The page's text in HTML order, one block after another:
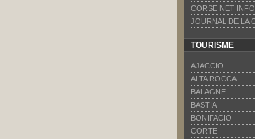
CORSE NET
JOURNAL DE LA
TOURISME
AJACCIO
ALTA ROCCA
BALAGNE
BASTIA
BONIFACIO
CORTE